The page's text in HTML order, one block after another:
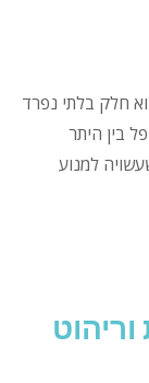
חלק בלתי נפרד
בין היתר
למנוע